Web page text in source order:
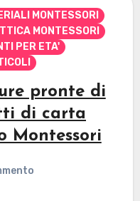
MONTESSORI
MONTESSORI
PER ETA'
pronte di
di carta
Montessori